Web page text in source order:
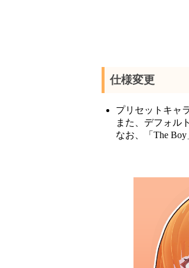
仕様変更
プリセットキャ
また、デフォル
なお、「The